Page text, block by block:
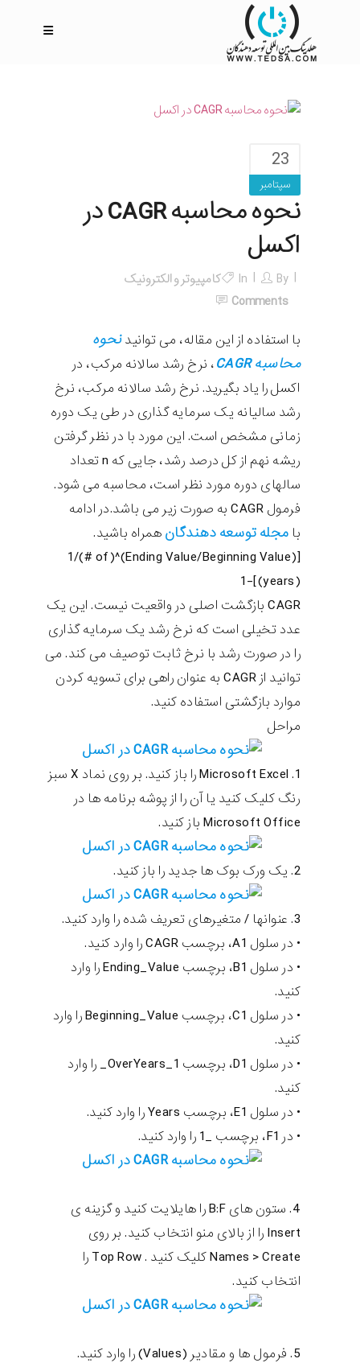
23
سپتامبر
نحوه محاسبه CAGR در
اکسل
By
In
کامپیوتر و الکترونیک
Comments
با استفاده از این مقاله، می توانیدنحوه
محاسبه CAGR
، نرخ رشد سالانه مرکب، در
اکسل را یاد بگیرید. نرخ رشد سالانه مرکب، نرخ
رشد سالیانه یک سرمایه گذاری در طی یک دوره
زمانی مشخص است. این مورد با در نظر گرفتن
ریشه نهم از کل درصد رشد، جایی که n تعداد
سالهای دوره مورد نظر است، محاسبه می شود.
فرمول CAGR به صورت زیر می باشد.در ادامه
با مجله توسعه دهندگان همراه باشید.
[(Ending Value/Beginning Value)^(1/(# of
years))]-1
CAGR بازگشت اصلی در واقعیت نیست. این یک
عدد تخیلی است که نرخ رشد یک سرمایه گذاری
را در صورت رشد با نرخ ثابت توصیف می کند. می
توانید از CAGR به عنوان راهی برای تسویه کردن
موارد بازگشتی استفاده کنید.
مراحل
1. Microsoft Excel را باز کنید. بر روی نماد X سبز
رنگ کلیک کنید یا آن را از پوشه برنامه ها در
Microsoft Office باز کنید.
2. یک ورک بوک ها جدید را باز کنید.
3. عنوانها / متغیرهای تعریف شده را وارد کنید.
• در سلول A1، برچسب CAGR را وارد کنید.
• در سلول B1، برچسب Ending_Value را وارد
کنید.
• در سلول C1، برچسب Beginning_Value را وارد
کنید.
• در سلول D1، برچسب OverYears_1_ را وارد
کنید.
• در سلول E1، برچسب Years را وارد کنید.
• در F1، برچسب _1 را وارد کنید.
4. ستون های B:F را هایلایت کنید و گزینه ی
Insert را از بالای منو انتخاب کنید. بر روی
Names > Create کلیک کنید . Top Row را
انتخاب کنید.
5. فرمول ها و مقادیر (Values) را وارد کنید.